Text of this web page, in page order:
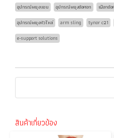
อุปกรณ์พยุงแขน อุปกรณ์พยุงข้อศอก เฝือกข้
อุปกรณ์พยุงหัวไหล่
arm sling tynor c21
e-support solutions
สินค้าเกี่ยวข้อง